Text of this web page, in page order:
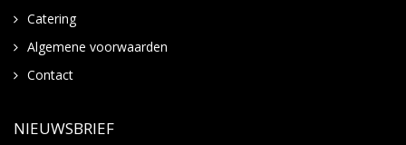
Catering
Algemene voorwaarden
Contact
NIEUWSBRIEF